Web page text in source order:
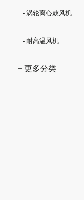
- 涡轮离心鼓风机
- 耐高温风机
+ 更多分类